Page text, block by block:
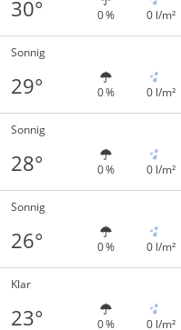
30° 0 % 0 l/m²
Sonnig
29° 0 % 0 l/m²
Sonnig
28° 0 % 0 l/m²
Sonnig
26° 0 % 0 l/m²
Klar
23° 0 % 0 l/m²